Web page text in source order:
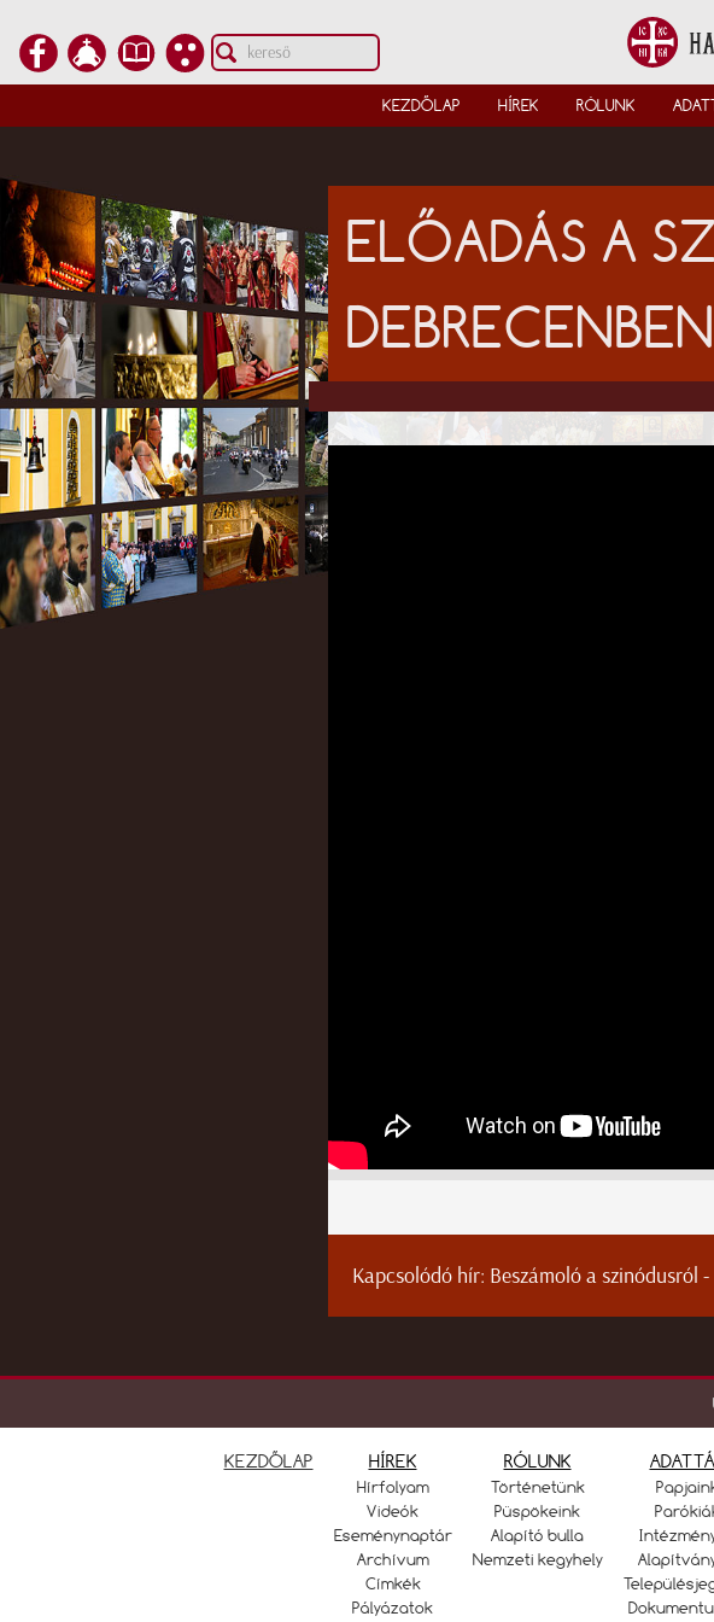
KEZDŐLAP HÍREK RÓLUNK
ELŐADÁS A
DEBRECENBEN
Kapcsolódó hír: Beszámoló a szinódusról
KEZDŐLAP HÍREK
Hírfolyam
Videók
Eseménynaptár
Archívum
Címkék
Pályázatok
RÓLUNK
Történetünk
Püspökeink
Alapító bulla
Nemzeti kegyhely